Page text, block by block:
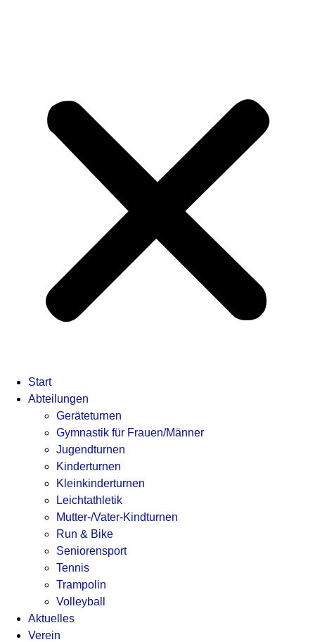
Start
Abteilungen
Geräteturnen
Gymnastik für Frauen/Männer
Jugendturnen
Kinderturnen
Kleinkinderturnen
Leichtathletik
Mutter-/Vater-Kindturnen
Run & Bike
Seniorensport
Tennis
Trampolin
Volleyball
Aktuelles
Verein